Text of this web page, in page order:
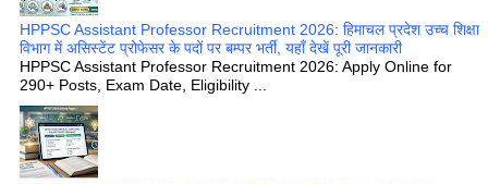
HPPSC Assistant Professor Recruitment 2026: हिमाचल प्रदेश उच्च शिक्षा
विभाग में असिस्टेंट प्रोफेसर के पदों पर बम्पर भर्ती, यहाँ देखें पूरी जानकारी
HPPSC Assistant Professor Recruitment 2026: Apply Online for
290+ Posts, Exam Date, Eligibility ...